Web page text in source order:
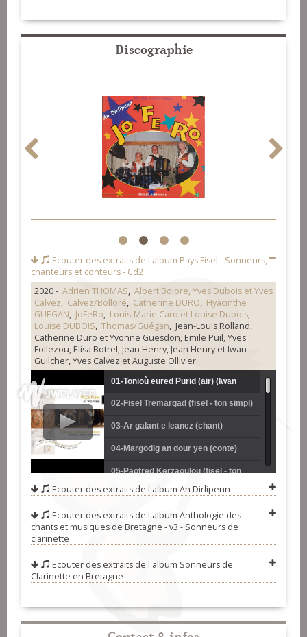
Discographie
1 2 3 4
Ecouter des extraits de l'album Pays Fisel - Sonneurs,
chanteurs et conteurs - Cd2
2020 - Adrien THOMAS, Albert Bolore, Yves Dubois et Yves
Calvez, Calvez/Bolloré, Catherine DURO, Hyacinthe
GUEGAN, JoFeRo, Louis-Marie Caro et Louise Dubois,
Louise DUBOIS, Thomas/Guégan, Jean-Louis Rolland,
Catherine Duro et Yvonne Guesdon, Emile Puil, Yves
Follezou, Elisa Botrel, Jean Henry, Jean Henry et Iwan
Guilcher, Yves Calvez et Auguste Ollivier
01-Tonioù eured Purid (air) (Iwan
Thomas et Félix Guégan)
02-Fisel Tremargad (fisel - ton simpl)
(Iwan Thomas et Félix Guégan)
03-Ar galant e leanez (chant)
(Catherine Duro)
04-Margodig an dour yen (conte)
(Jean-Louis Rolland)
05-Paotred Kerzaoulou (fisel - ton
simpl) (Catherine Duro et Yvonne
Guesdon)
06-Teir blac'h yaouank (chant)
(Catherine Duro)
07-Ar serjant-major (fisel - ton
Guesdon)
- bal) (Catherine Duro et Yvonne
Guesdon)
09-Ar plac'h yaouank debochet gant
kañfarted (fisel - ton doubl)
(Catherine Duro et Yvonne
Guesdon)
10-Fisel Mêl-Karaez (fisel - ton
simpl) (Emile Puil)
11-Ar pardonioù a zo graet evit
enoriñ ar sent (fisel - ton simpl)
12-Ar plac'h yaouank debochet gant
Ecouter des extraits de l'album An Dirlipenn
Ecouter des extraits de l'album Anthologie des
chants et musiques de Bretagne - v3 - Sonneurs de
clarinette
Ecouter des extraits de l'album Sonneurs de
Clarinette en Bretagne